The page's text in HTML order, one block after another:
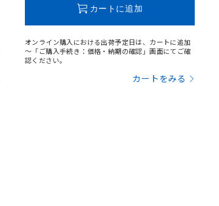
カートに追加
オンライン購入における出荷予定日は、カートに追加
～「ご購入手続き：価格・納期の確認」画面にてご確
認ください。
カートをみる